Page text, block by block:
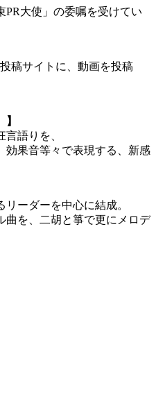
大使」の委嘱を受けてい
稿サイトに、動画を投稿
語りを、
効果音等々で表現する、新感
ーダーを中心に結成。
曲を、二胡と箏で更にメロデ